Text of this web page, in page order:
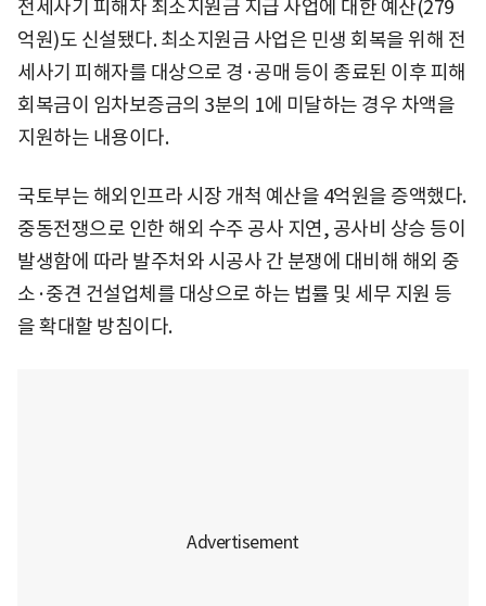
전세사기 피해자 최소지원금 지급 사업에 대한 예산(279
억원)도 신설됐다. 최소지원금 사업은 민생 회복을 위해 전
세사기 피해자를 대상으로 경·공매 등이 종료된 이후 피해
회복금이 임차보증금의 3분의 1에 미달하는 경우 차액을
지원하는 내용이다.
국토부는 해외인프라 시장 개척 예산을 4억원을 증액했다.
중동전쟁으로 인한 해외 수주 공사 지연, 공사비 상승 등이
발생함에 따라 발주처와 시공사 간 분쟁에 대비해 해외 중
소·중견 건설업체를 대상으로 하는 법률 및 세무 지원 등
을 확대할 방침이다.